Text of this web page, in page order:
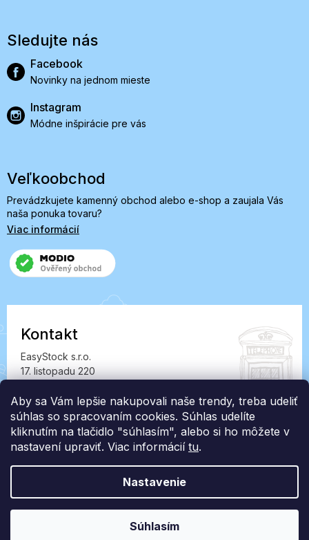
Aby sa Vám lepšie nakupovali naše trendy, treba udeliť
súhlas so spracovaním cookies. Súhlas udelíte
kliknutím na tlačidlo "súhlasím", alebo si ho môžete v
nastavení upraviť. Viac informácií tu.
Nastavenie
Súhlasím
Sledujte nás
Facebook
Novinky na jednom mieste
Instagram
Módne inšpirácie pre vás
Veľkoobchod
Prevádzkujete kamenný obchod alebo e-shop a zaujala Vás
naša ponuka tovaru?
Viac informácií
Kontakt
EasyStock s.r.o.
17. listopadu 220
IČ: 07727402, DIČ: CZ07727402
info@londonclub.sk